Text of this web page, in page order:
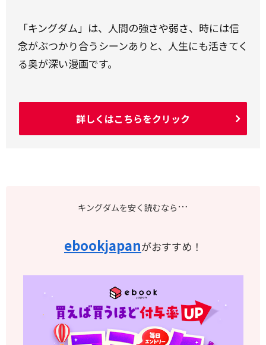
「キングダム」は、人間の強さや弱さ、時には信
念がぶつかり合うシーンありと、人生にも活きてく
る奥が深い漫画です。
詳しくはこちらをクリック
キングダムを安く読むなら …
ebookjapanがおすすめ！